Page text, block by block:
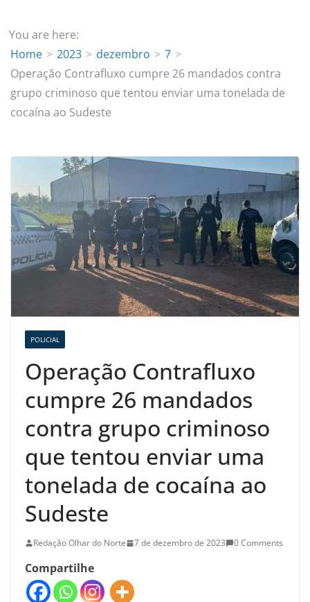
You are here:
Home
2023 dezembro
7
Operação Contrafluxo cumpre 26 mandados contra
grupo criminoso que tentou enviar uma tonelada de
cocaína ao Sudeste
POLICIAL
Operação Contrafluxo
cumpre 26 mandados
contra grupo criminoso
que tentou enviar uma
tonelada de cocaína ao
Sudeste
Redação Olhar do Norte 7 de dezembro de 2023 0 Comments
Compartilhe